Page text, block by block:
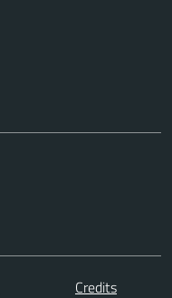
Credits